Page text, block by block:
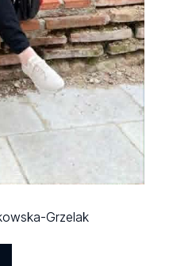
Grzelak